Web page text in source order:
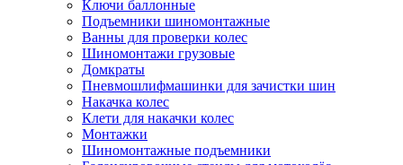
Ключи баллонные
Подъемники шиномонтажные
Ванны для проверки колес
Шиномонтажи грузовые
Домкраты
Пневмошлифмашинки для зачистки шин
Накачка колес
Клети для накачки колес
Монтажки
Шиномонтажные подъемники